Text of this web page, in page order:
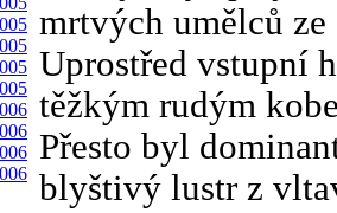
mrtvých umělců ze
Uprostřed vstupní
těžkým rudým
Přesto byl
blyštivý lustr z